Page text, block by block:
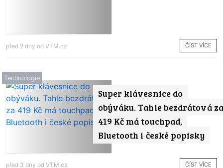
před 2 dny od VTM.cz ČÍST VÍCE
Super klávesnice do
obýváku. Tahle bezdrátová za
419 Kč má touchpad,
Bluetooth i české popisky
Technologie
před 3 dny od VTM.cz ČÍST VÍCE